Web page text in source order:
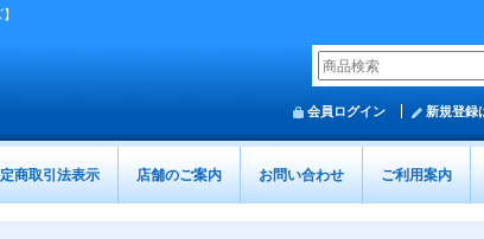
会員ログイン 新規登録
商取引法表示 店舗のご案内 お問い合わせ ご利用案内